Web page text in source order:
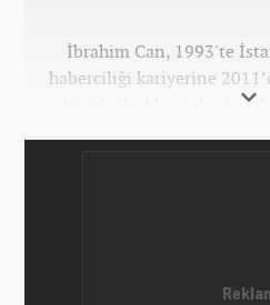
İbrahim Can, 1993'te
haberciliği kariyerine
küçük ölçekli sitelerde
Yeni Şafak'ta kültür sanat,